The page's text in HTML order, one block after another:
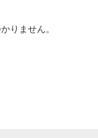
りません。